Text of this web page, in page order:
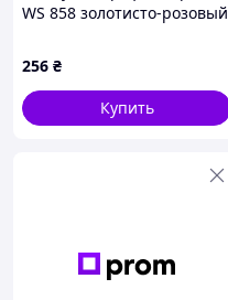
WS 858 золотисто-розовый
256 ₴
Купить